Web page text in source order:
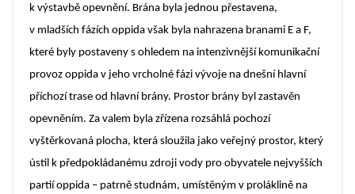
k výstavbě opevnění. Brána byla jednou přestavena,
v mladších fázích oppida však byla nahrazena branami E a F,
které byly postaveny s ohledem na intenzivnější komunikační
provoz oppida v jeho vrcholné fázi vývoje na dnešní hlavní
příchozí trase od hlavní brány. Prostor brány byl zastavěn
opevněním. Za valem byla zřízena rozsáhlá pochozí
vyštěrkovaná plocha, která sloužila jako veřejný prostor, který
ústil k předpokládanému zdroji vody pro obyvatele nejvyšších
partií oppida – patrně studnám, umístěným v proláklině na